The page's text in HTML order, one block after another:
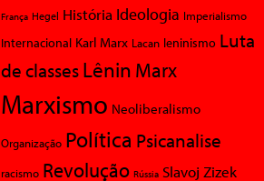
França Hegel História Ideologia Imperialismo
Internacional Karl Marx Lacan leninismo Luta
de classesLênin Marx
Marxismo Neoliberalismo
Organização Política Psicanalise
racismo Revolução Rússia Slavoj Zizek